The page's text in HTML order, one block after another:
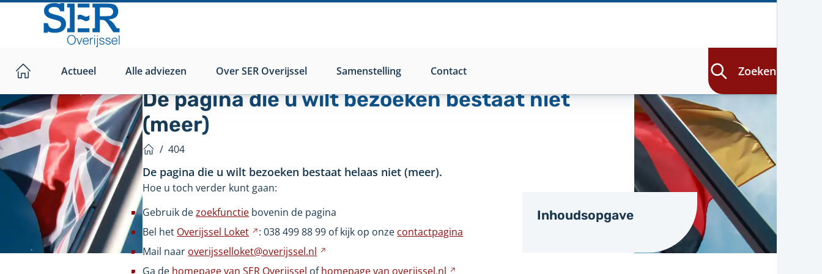
hoofdinhoud
Home
Actueel Alle adviezen Over SER Overijssel Samenstelling Contact Zoeken
De pagina die u wilt bezoeken bestaat niet
(meer)
/ 404
De pagina die u wilt bezoeken bestaat helaas niet (meer).
Hoe u toch verder kunt gaan:
Gebruik dezoekfunctie bovenin de pagina
Bel het Overijssel Loket
Verwijst
naar
: 0384998899 of kijk op onze contactpagina
Mail naar overijsselloket@overijssel.nl
naar
Ga de homepage van SER Overijssel ofhomepage van overijssel.nl
Inhoudsopgave